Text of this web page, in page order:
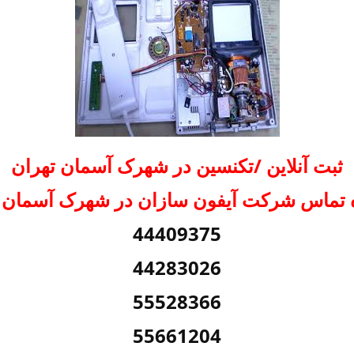
ثبت آنلاین /تکنسین در شهرک آسمان تهران
تماس شرکت آیفون سازان در شهرک آسمان
44409375
44283026
55528366
55661204